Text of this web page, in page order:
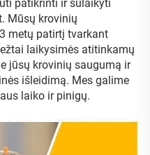
patikrinti ir sulaikyti
Mūsų krovinių
metų patirtį tvarkant
laikysimės atitinkamų
jūsų krovinių saugumą ir
išleidimą. Mes galime
laiko ir pinigų.